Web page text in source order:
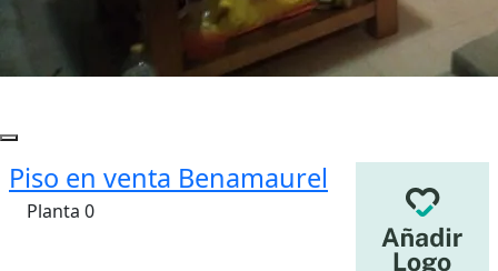
Piso en venta Benamaurel
Planta 0